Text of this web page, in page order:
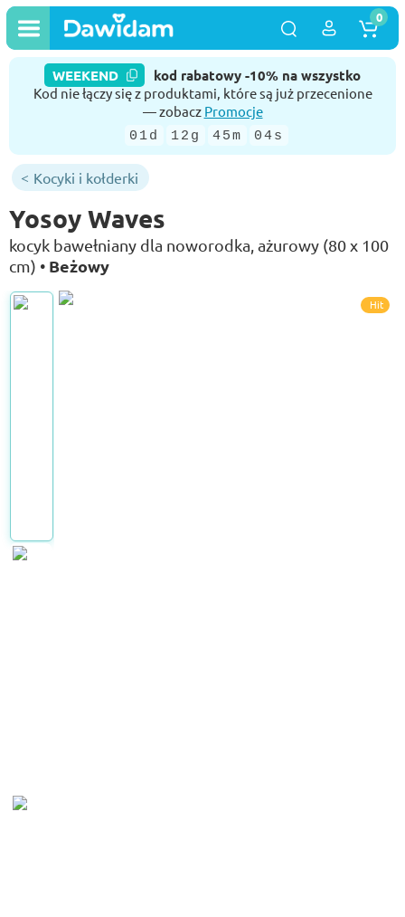
WEEKEND kod rabatowy -10% na wszystko
Kod nie łączy się z produktami, które są już przecenione
— zobacz Promocje
01d 12g 45m 04s
0
Kocyki i kołderki
Yosoy Waves
kocyk bawełniany dla noworodka, ażurowy (80 x 100
cm) • Beżowy
Hit